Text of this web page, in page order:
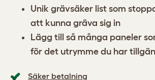
Säker betalning
Unik grävsäker list som
att kunna gräva sig in
Lägg till så många paneler
för det utrymme du har